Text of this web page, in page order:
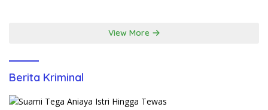
View More
Berita Kriminal